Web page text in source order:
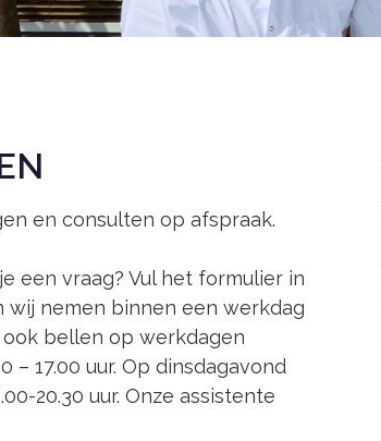
en consulten op afspraak.
een vraag? Vul het formulier in
wij nemen binnen een werkdag
bellen op werkdagen
– 17.00 uur. Op dinsdagavond
20.30 uur. Onze assistente